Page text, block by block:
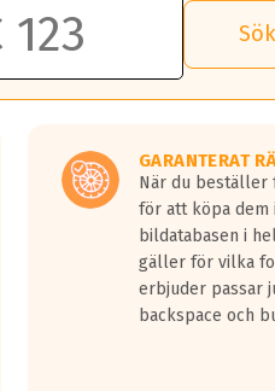
däck gentemot ett klass G däck.
du använder.
mm vatten.
däck med betyg A gentemot
markeras med svarta vågor
är inte längre tillåtna enligt nya
GARANTERAT
När du beställer
för att köpa dem
bildatabasen i
gäller för vilka
erbjuder passar
backspace och